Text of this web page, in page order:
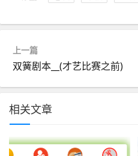
上一篇
双簧剧本__(才艺比赛之前)
相关文章